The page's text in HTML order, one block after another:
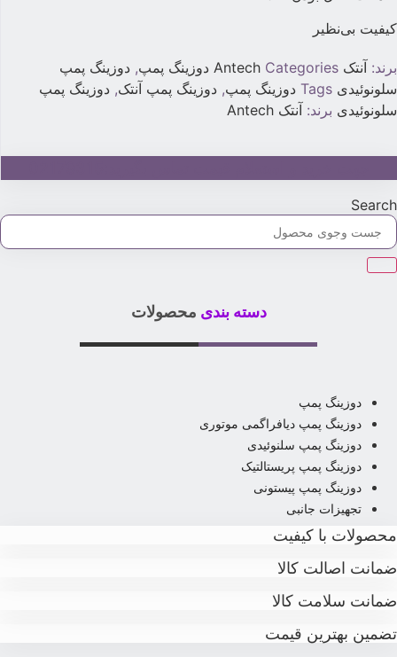
کیفیت بی‌نظیر
برند: آنتک Antech Categories دوزینگ پمپ, دوزینگ پمپ
سلونوئیدی Tags دوزینگ پمپ, دوزینگ پمپ آنتک, دوزینگ پمپ
سلونوئیدی برند: آنتک Antech
Search
دسته بندی محصولات
دوزینگ پمپ
دوزینگ پمپ دیافراگمی موتوری
دوزینگ پمپ سلنوئیدی
دوزینگ پمپ پریستالتیک
دوزینگ پمپ پیستونی
تجهیزات جانبی
محصولات با کیفیت
ضمانت اصالت کالا
ضمانت سلامت کالا
تضمین بهترین قیمت